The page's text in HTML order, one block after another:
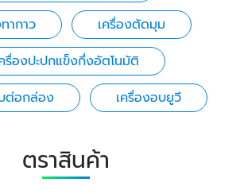
ากาว
เครื่องตัดมุม
รื่องปะปกแข็งกึ่งอัตโนมัติ
ต่อกล่อง
เครื่องอบยูวี
ตราสินค้า